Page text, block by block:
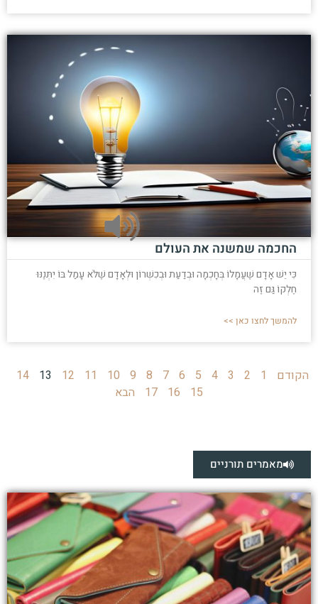
החכמה שמשנה את העולם
כִּי יֵשׁ אָדָם שֶׁעֲמָלוֹ בְּחָכְמָה וּבְדַעַת וּבְכִשְׁרוֹן וּלְאָדָם שֶׁלֹּא עָמַל בּוֹ יִתְּנֶנּוּ
חֶלְקוֹ גַּם זֶה
להמשך לחצו כאן >>
הקודם 1
2
3
4
5
6
7
8
9
10
11
12
13
14
15
16
17 הבא
מאמרים תורניים